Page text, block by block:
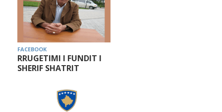
FACEBOOK
RRUGETIMI I FUNDIT I
SHERIF SHATRIT